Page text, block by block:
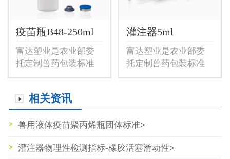
疫苗瓶B48-250ml
富达塑业是农业部委
托定制兽药包装标准
企业，提供B48-250ml
瓶，P...
灌注器5ml
富达塑业是农业部委
托定制兽药包装标准
企业，提供5ml兽用灌
相关资讯
>
兽用液体疫苗聚丙烯瓶团体标准
>
灌注器物理性检测指标-橡胶活塞滑动性